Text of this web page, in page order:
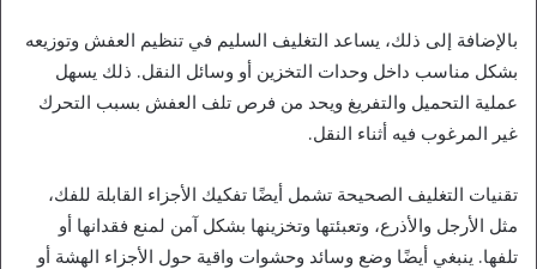
بالإضافة إلى ذلك، يساعد التغليف السليم في تنظيم العفش وتوزيعه
بشكل مناسب داخل وحدات التخزين أو وسائل النقل. ذلك يسهل
عملية التحميل والتفريغ ويحد من فرص تلف العفش بسبب التحرك
غير المرغوب فيه أثناء النقل.
تقنيات التغليف الصحيحة تشمل أيضًا تفكيك الأجزاء القابلة للفك،
مثل الأرجل والأذرع، وتعبئتها وتخزينها بشكل آمن لمنع فقدانها أو
تلفها. ينبغي أيضًا وضع وسائد وحشوات واقية حول الأجزاء الهشة أو